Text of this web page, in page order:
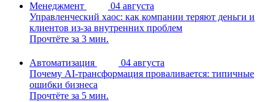
Менеджмент
04 августа
Управленческий хаос: как компании теряют деньги и
клиентов из-за внутренних проблем
Прочтёте за 3 мин.
Автоматизация
04 августа
Почему AI-трансформация проваливается: типичные
ошибки бизнеса
Прочтёте за 5 мин.